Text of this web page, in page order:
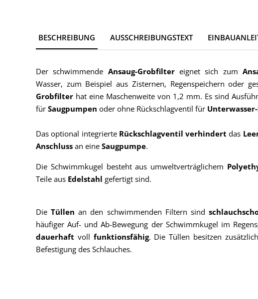
BESCHREIBUNG AUSSCHREIBUNGSTEXT
Der schwimmende Ansaug-Grobfilter eignet sich zum
Wasser, zum Beispiel aus Zisternen, Regenspeichern oder
Grobfilter hat eine Maschenweite von 1,2 mm. Es sind
für Saugpumpen oder ohne Rückschlagventil für
Das optional integrierte Rückschlagventil verhindertdas
Anschluss an eine Saugpumpe.
Die Schwimmkugel besteht aus umweltverträglichem
Teile aus Edelstahl gefertigt sind.
DieTüllenan den schwimmenden Filtern sind
häufiger Auf- und Ab-Bewegung der Schwimmkugel im
dauerhaft voll funktionsfähig. Die Tüllen besitzen
Befestigung des Schlauches.